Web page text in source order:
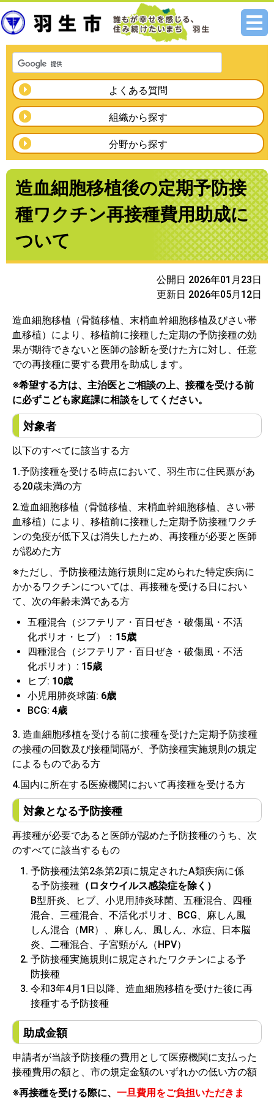
メニ
よくある質問
組織から探す
分野から探す
造血細胞移植後の定期予防接
種ワクチン再接種費用助成に
ついて
公開日 2026年01月23日
更新日 2026年05月12日
造血細胞移植（骨髄移植、末梢血幹細胞移植及びさい帯
血移植）により、移植前に接種した定期の予防接種の効
果が期待できないと医師の診断を受けた方に対し、任意
での再接種に要する費用を助成します。
※希望する方は、主治医とご相談の上、接種を受ける前
に必ずこども家庭課に相談をしてください。
対象者
以下のすべてに該当する方
1.予防接種を受ける時点において、羽生市に住民票があ
る20歳未満の方
2.造血細胞移植（骨髄移植、末梢血幹細胞移植、さい帯
血移植）により、移植前に接種した定期予防接種ワクチ
ンの免疫が低下又は消失したため、再接種が必要と医師
が認めた方
※ただし、予防接種法施行規則に定められた特定疾病に
かかるワクチンについては、再接種を受ける日におい
て、次の年齢未満である方
五種混合（ジフテリア・百日ぜき・破傷風・不活
化ポリオ・ヒブ）： 15歳
四種混合（ジフテリア・百日ぜき・破傷風・不活
化ポリオ）: 15歳
ヒブ: 10歳
小児用肺炎球菌: 6歳
BCG: 4歳
3. 造血細胞移植を受ける前に接種を受けた定期予防接種
の接種の回数及び接種間隔が、予防接種実施規則の規定
によるものである方
4.国内に所在する医療機関において再接種を受ける方
対象となる予防接種
再接種が必要であると医師が認めた予防接種のうち、次
のすべてに該当するもの
予防接種法第2条第2項に規定されたA類疾病に係
る予防接種 （ロタウイルス感染症を除く）
B型肝炎、ヒブ、小児用肺炎球菌、五種混合、四種
混合、三種混合、不活化ポリオ、BCG、麻しん風
しん混合（MR）、麻しん、風しん、水痘、日本脳
炎、二種混合、子宮頸がん（HPV）
予防接種実施規則に規定されたワクチンによる予
防接種
令和3年4月1日以降、造血細胞移植を受けた後に再
接種する予防接種
助成金額
申請者が当該予防接種の費用として医療機関に支払った
接種費用の額と、市の規定金額のいずれかの低い方の額
※再接種を受ける際に、 一旦費用をご負担いただきま